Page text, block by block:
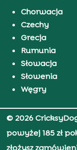
Chorwacja
Czechy
Grecja
Rumunia
Słowacja
Słowenia
Węgry
© 2026
powyżej 185 zł
złożysz